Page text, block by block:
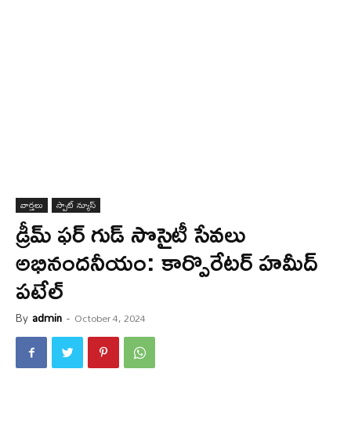
వార్త‌లు స్పాట్ న్యూస్
డ్రీమ్ ఫర్ గుడ్ సొసైటీ సేవ‌లు
అభినంద‌నీయం: కార్పొరేటర్ హమీద్
పటేల్
By admin - October 4, 2024